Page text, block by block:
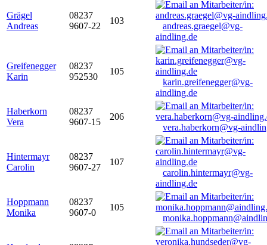
Grägel
Andreas
08237
9607-22
103
andreas.graegel@vg-
aindling.de
Greifenegger
Karin
08237
952530
105
karin.greifenegger@vg-
aindling.de
Haberkorn
Vera
08237
9607-15
206
vera.haberkorn@vg-
Hintermayr
Carolin
08237
9607-27
107
carolin.hintermayr@vg-
aindling.de
Hoppmann
Monika
08237
9607-0
105